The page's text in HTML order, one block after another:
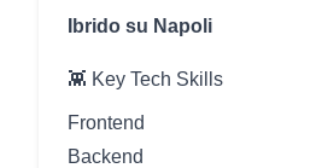
Ibrido su Napoli
👾 Key Tech Skills
Frontend
Backend